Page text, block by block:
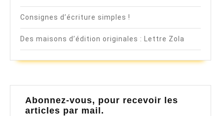
Consignes d’écriture simples !
Des maisons d’édition originales : Lettre Zola
Abonnez-vous, pour recevoir les
articles par mail.